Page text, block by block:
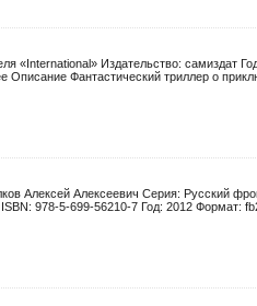
«International» Издательство: самиздат
Фантастический триллер о
Алексей Алексеевич Серия: Русский
978-5-699-56210-7 Год: 2012 Формат: